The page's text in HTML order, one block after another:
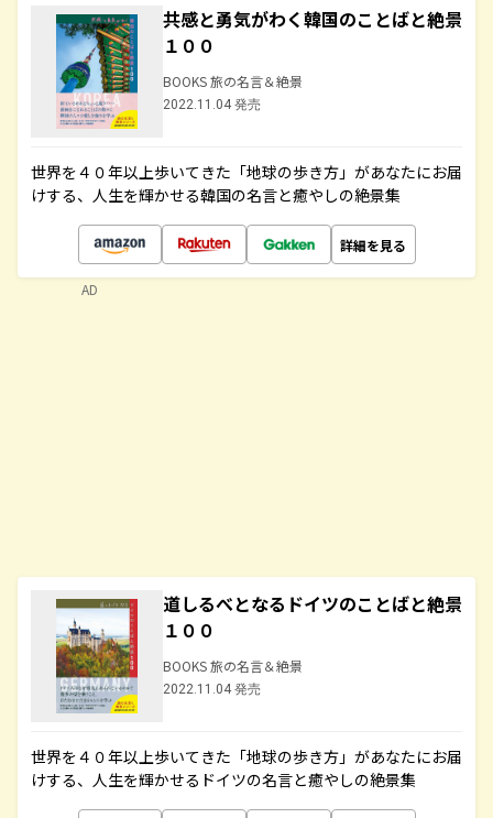
共感と勇気がわく韓国のことばと絶景
１００
BOOKS 旅の名言＆絶景
2022.11.04 発売
世界を４０年以上歩いてきた「地球の歩き方」があなたにお届
けする、人生を輝かせる韓国の名言と癒やしの絶景集
詳細を見る
道しるべとなるドイツのことばと絶景
１００
BOOKS 旅の名言＆絶景
2022.11.04 発売
世界を４０年以上歩いてきた「地球の歩き方」があなたにお届
けする、人生を輝かせるドイツの名言と癒やしの絶景集
AD